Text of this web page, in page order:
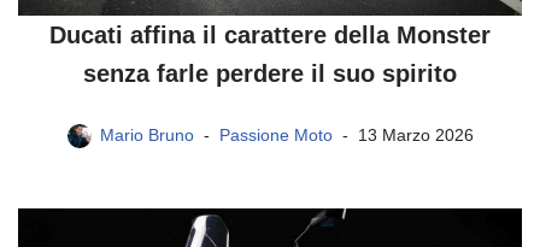
Ducati affina il carattere della Monster
senza farle perdere il suo spirito
Mario Bruno Passione Moto 13 Marzo 2026